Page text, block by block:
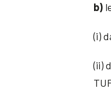
b)
(i)
(ii)